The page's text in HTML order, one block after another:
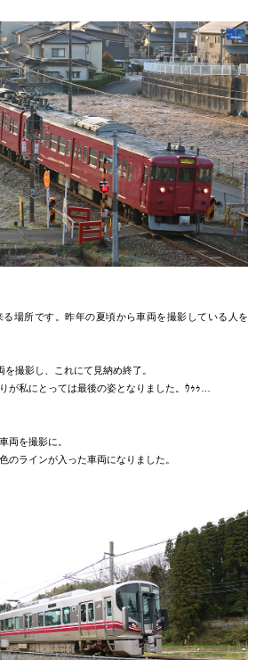
る場所です。昨年の夏頃から車両を撮影している人を
撮影し、これにて見納め終了。
が私にとっては最後の姿となりました。ｳｩｩ…
両を撮影に。
のラインが入った車両になりました。